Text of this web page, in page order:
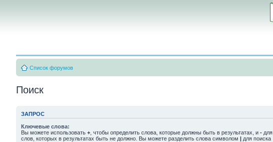
Список форумов
Поиск
ЗАПРОС
Ключевые слова:
Вы можете использовать + , чтобы определить слова, которые должны быть в результатах, и - для
слов, которых в результатах быть не должно. Вы можете разделить слова символом | для поиска